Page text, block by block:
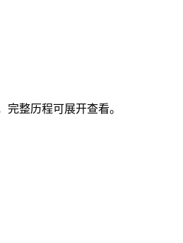
完整历程可展开查看。